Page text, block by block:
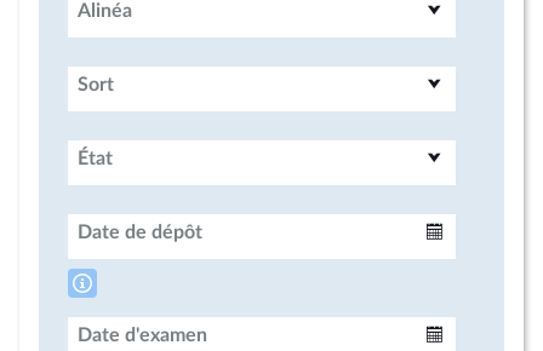
Alinéa
Sort
État
Date de dépôt
Date d'examen